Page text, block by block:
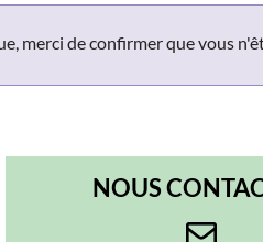
merci de confirmer que vous
NOUS